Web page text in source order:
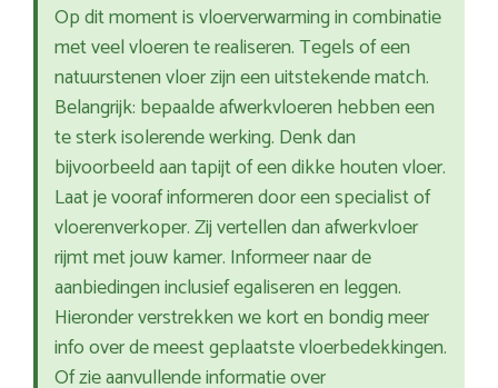
Op dit moment is vloerverwarming in combinatie
met veel vloeren te realiseren. Tegels of een
natuurstenen vloer zijn een uitstekende match.
Belangrijk: bepaalde afwerkvloeren hebben een
te sterk isolerende werking. Denk dan
bijvoorbeeld aan tapijt of een dikke houten vloer.
Laat je vooraf informeren door een specialist of
vloerenverkoper. Zij vertellen dan afwerkvloer
rijmt met jouw kamer. Informeer naar de
aanbiedingen inclusief egaliseren en leggen.
Hieronder verstrekken we kort en bondig meer
info over de meest geplaatste vloerbedekkingen.
Of zie aanvullende informatie over